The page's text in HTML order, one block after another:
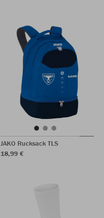
JAKO Rucksack TLS
18,99 €